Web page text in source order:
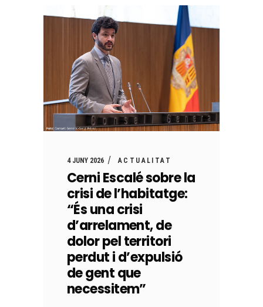
4 JUNY 2026 ACTUALITAT
Cerni Escalé sobre la
crisi de l’habitatge:
“És una crisi
d’arrelament, de
dolor pel territori
perdut i d’expulsió
de gent que
necessitem”